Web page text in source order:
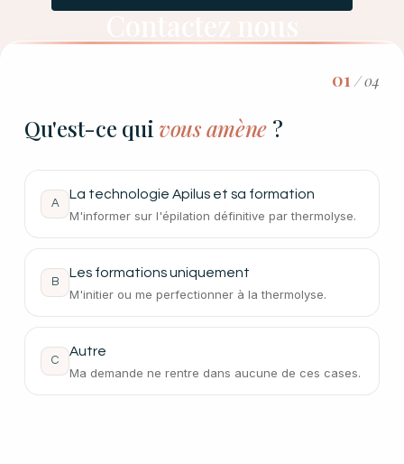
01 / 04
Qu'est-ce qui vous amène ?
A
La technologie Apilus et sa formation
M'informer sur l'épilation définitive par thermolyse.
B
Les formations uniquement
M'initier ou me perfectionner à la thermolyse.
C
Autre
Ma demande ne rentre dans aucune de ces cases.